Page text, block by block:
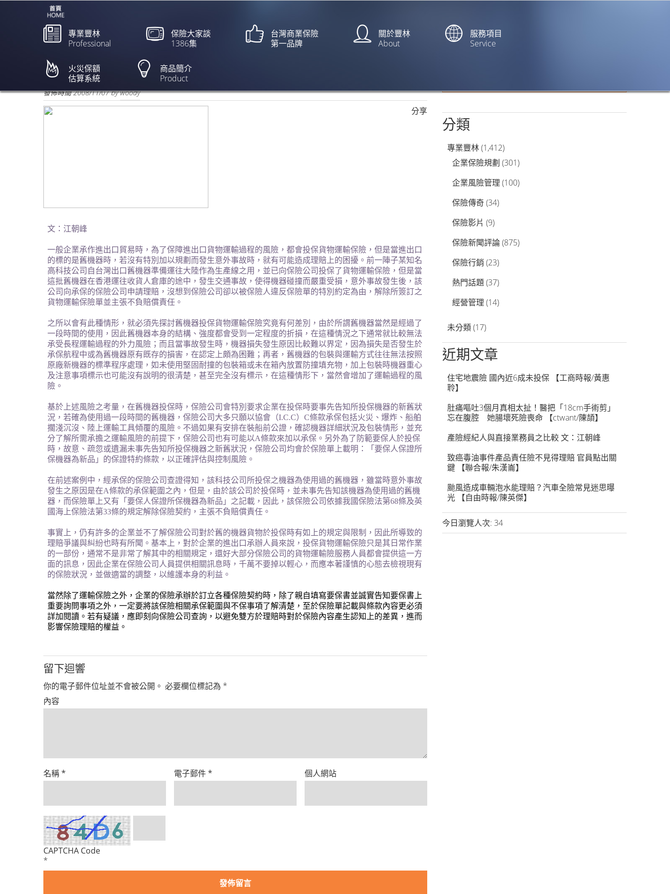
專業豐林
Professional
保險大家談
1386集
台灣商業保險
第一品牌
關於豐林
About
服務項目
Service
火災保額
估算系統
商品簡介
Product
欲閱讀全文請點上列新聞標題
發佈時間2008/11/07bywoody
分享
文：江朝峰
一般企業承作進出口貿易時，為了保障進出口貨物運輸過程的風險，都會投保貨物運輸保險，但是當進出口
的標的是舊機器時，若沒有特別加以規劃而發生意外事故時，就有可能造成理賠上的困擾。前一陣子某知名
高科技公司自台灣出口舊機器準備運往大陸作為生產線之用，並已向保險公司投保了貨物運輸保險，但是當
這批舊機器在香港運往收貨人倉庫的途中，發生交通事故，使得機器碰撞而嚴重受損，意外事故發生後，該
公司向承保的保險公司申請理賠，沒想到保險公司卻以被保險人違反保險單的特別約定為由，解除所簽訂之
貨物運輸保險單並主張不負賠償責任。
之所以會有此種情形，就必須先探討舊機器投保貨物運輸保險究竟有何差別，由於所謂舊機器當然是經過了
一段時間的使用，因此舊機器本身的結構、強度都會受到一定程度的折損，在這種情況之下通常就比較無法
承受長程運輸過程的外力風險；而且當事故發生時，機器損失發生原因比較難以界定，因為損失是否發生於
承保航程中或為舊機器原有既存的損害，在認定上頗為困難；再者，舊機器的包裝與運輸方式往往無法按照
原廠新機器的標準程序處理，如未使用堅固耐撞的包裝箱或未在箱內放置防撞填充物，加上包裝時機器重心
及注意事項標示也可能沒有說明的很清楚，甚至完全沒有標示，在這種情形下，當然會增加了運輸過程的風
險。
基於上述風險之考量，在舊機器投保時，保險公司會特別要求企業在投保時要事先告知所投保機器的新舊狀
況，若確為使用過一段時間的舊機器，保險公司大多只願以協會（I.C.C） C條款承保包括火災、爆炸、船舶
擱淺沉沒、陸上運輸工具傾覆的風險。不過如果有安排在裝船前公證，確認機器詳細狀況及包裝情形，並充
分了解所需承擔之運輸風險的前提下，保險公司也有可能以A條款來加以承保。另外為了防範要保人於投保
時，故意、疏忽或遺漏未事先告知所投保機器之新舊狀況，保險公司均會於保險單上載明：「要保人保證所
保機器為新品」的保證特約條款，以正確評估與控制風險。
在前述案例中，經承保的保險公司查證得知，該科技公司所投保之機器為使用過的舊機器，雖當時意外事故
發生之原因是在A條款的承保範圍之內，但是，由於該公司於投保時，並未事先告知該機器為使用過的舊機
器，而保險單上又有「要保人保證所保機器為新品」之記載，因此，該保險公司依據我國保險法第68條及英
國海上保險法第33條的規定解除保險契約，主張不負賠償責任。
事實上，仍有許多的企業並不了解保險公司對於舊的機器貨物於投保時有如上的規定與限制，因此所導致的
理賠爭議與糾紛也時有所聞。基本上，對於企業的進出口承辦人員來說，投保貨物運輸保險只是其日常作業
的一部份，通常不是非常了解其中的相關規定，還好大部分保險公司的貨物運輸險服務人員都會提供這一方
面的訊息，因此企業在保險公司人員提供相關訊息時，千萬不要掉以輕心，而應本著謹慎的心態去檢視現有
的保險狀況，並做適當的調整，以維護本身的利益。
當然除了運輸保險之外，企業的保險承辦於訂立各種保險契約時，除了親自填寫要保書並誠實告知要保書上
重要詢問事項之外，一定要將該保險相關承保範圍與不保事項了解清楚，至於保險單記載與條款內容更必須
詳加閱讀。若有疑議，應即刻向保險公司查詢，以避免雙方於理賠時對於保險內容產生認知上的差異，進而
影響保險理賠的權益。
留下迴響
你的電子郵件位址並不會被公開。 必要欄位標記為 *
內容
名稱* 電子郵件* 個人網站
CAPTCHA Code
*
分類
專業豐林(1,412)
企業保險規劃 (301)
企業風險管理 (100)
保險傳奇(34)
保險影片 (9)
保險新聞評論(875)
保險行銷 (23)
熱門話題(37)
經營管理 (14)
未分類(17)
近期文章
住宅地震險 國內近6成未投保 【工商時報/黃惠
聆】
肚痛嘔吐3個月真相太扯！醫把「18cm手術剪」
忘在腹腔 她腸壞死險喪命 【ctwant/陳頡】
產險經紀人與直接業務員之比較 文：江朝峰
致癌毒油事件產品責任險不見得理賠 官員點出關
鍵 【聯合報/朱漢崙】
颱風造成車輛泡水能理賠？汽車全險常見迷思曝
光 【自由時報/陳英傑】
今日瀏覽人次: 34